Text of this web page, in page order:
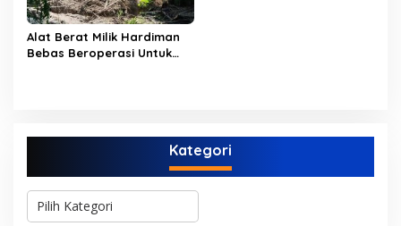
Alat Berat Milik Hardiman
Bebas Beroperasi Untuk
Kategori
K